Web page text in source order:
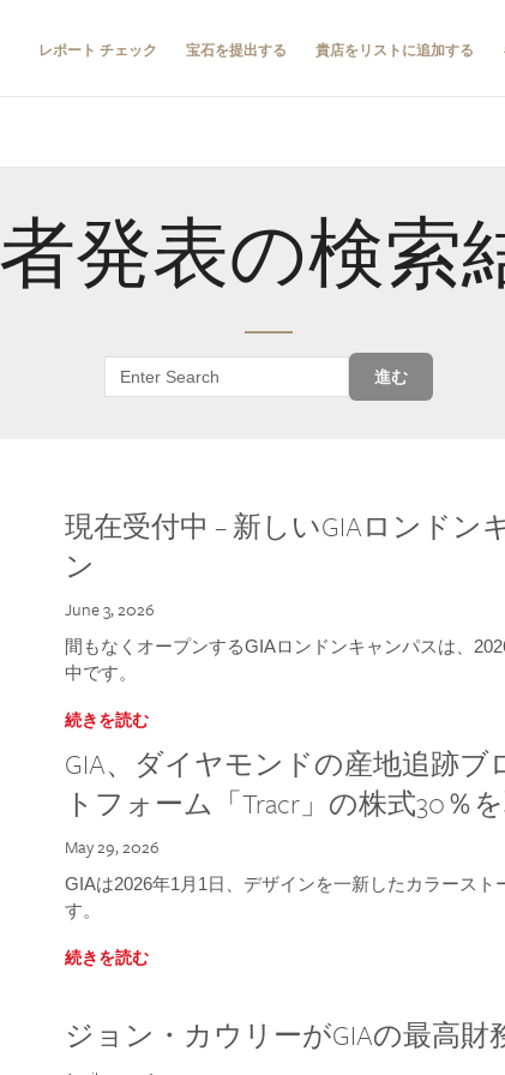
レポート チェック 宝石を提出する 貴店をリストに追加する
発表の検索
進む
現在受付中 – 新しいGIAロンド
ン
June 3, 2026
間もなくオープンするGIAロンドンキャンパスは、
中です。
続きを読む
GIA、ダイヤモンドの産地追跡
トフォーム「Tracr」の株式30％
May 29, 2026
GIAは2026年1月1日、デザインを一新したカラースト
す。
続きを読む
ジョン・カウリーがGIAの最高財